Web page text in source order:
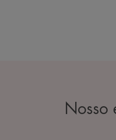
Nosso